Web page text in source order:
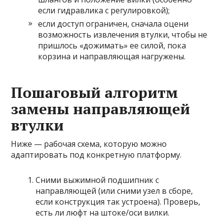
если гидравлика с регулировкой);
если доступ ограничен, сначала оцени
возможность извлечения втулки, чтобы не
пришлось «дожимать» ее силой, пока
корзина и направляющая нагружены.
Пошаговый алгоритм
замены направляющей
втулки
Ниже — рабочая схема, которую можно
адаптировать под конкретную платформу.
Сними выжимной подшипник с
направляющей (или сними узел в сборе,
если конструкция так устроена). Проверь,
есть ли люфт на штоке/оси вилки.